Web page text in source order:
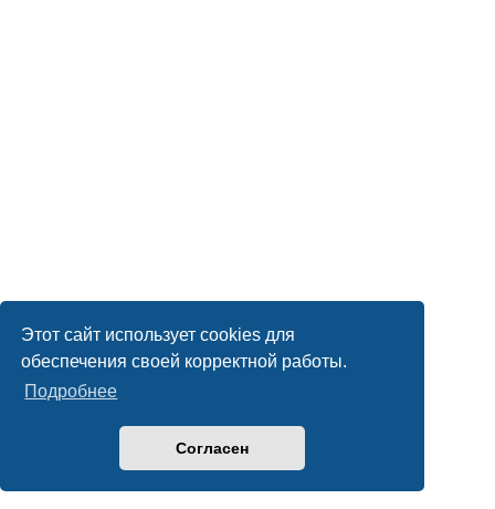
Этот сайт использует cookies для
обеспечения своей корректной работы.
Подробнее
Согласен